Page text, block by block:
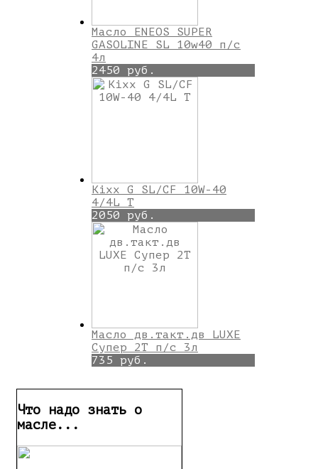
Масло ENEOS SUPER
GASOLINE SL 10w40 п/с
4л
2450 руб.
Kixx G SL/CF 10W-40
4/4L T
2050 руб.
Масло дв.такт.дв LUXE
Супер 2Т п/с 3л
735 руб.
Что надо знать о
масле...